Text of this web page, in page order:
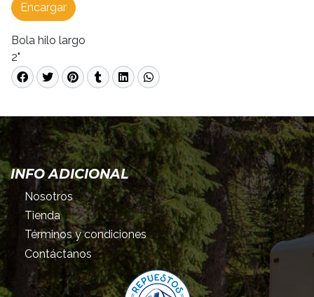
Encargar
Bola hilo largo
2"
INFO ADICIONAL
Nosotros
Tienda
Términos y condiciones
Contáctanos